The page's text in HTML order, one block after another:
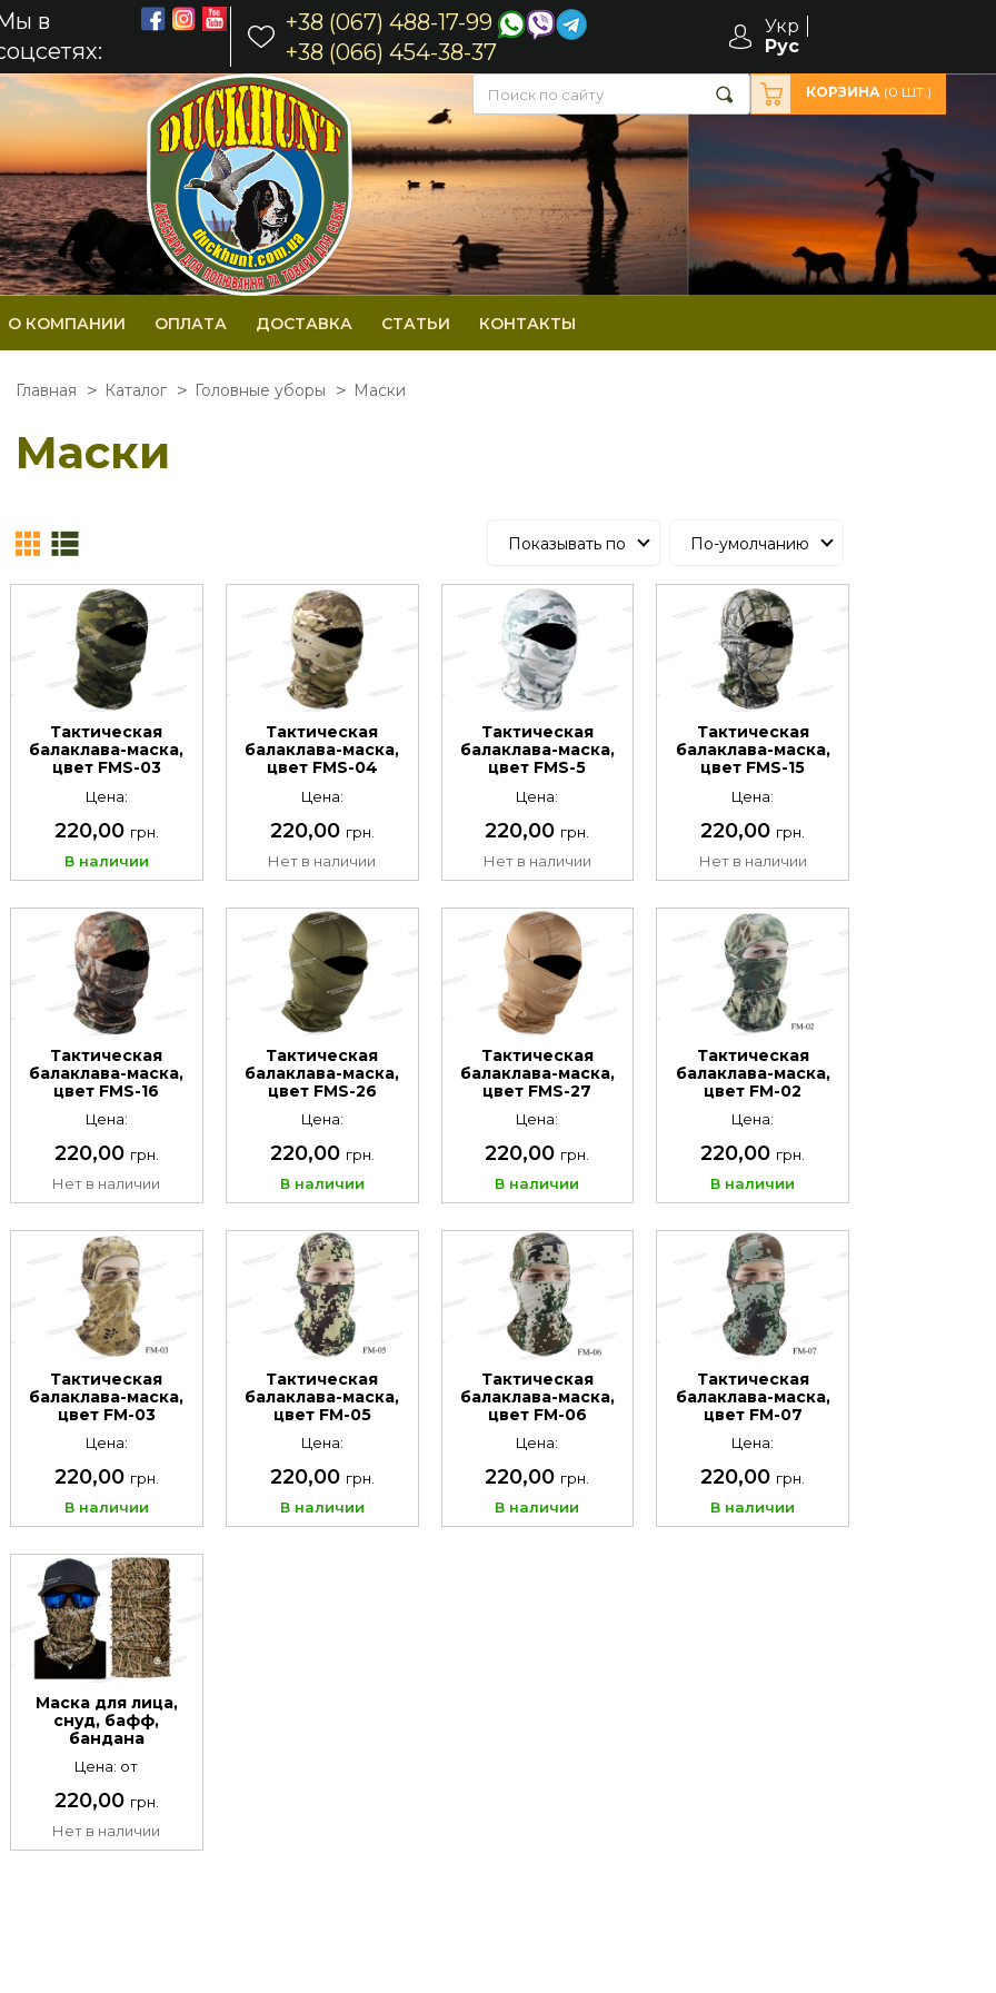
в
+38 (067) 488-17-99
+38 (066) 454-38-37
Укр
Рус
КОРЗИНА (0 ШТ.)
О КОМПАНИИ ОПЛАТА ДОСТАВКА СТАТЬИ КОНТАКТЫ
Главная Каталог Головные уборы Маски
Маски
Показывать по По-умолчанию
Тактическая
балаклава-маска,
цвет FMS-03
Цена:
220,00 грн.
В наличии
Тактическая
балаклава-маска,
цвет FMS-04
Цена:
220,00 грн.
Нет в наличии
Тактическая
балаклава-маска,
цвет FMS-5
Цена:
220,00 грн.
Нет в наличии
Тактическая
балаклава-маска,
цвет FMS-15
Цена:
220,00 грн.
Нет в наличии
Тактическая
балаклава-маска,
цвет FMS-16
Цена:
220,00 грн.
Нет в наличии
Тактическая
балаклава-маска,
цвет FMS-26
Цена:
220,00 грн.
В наличии
Тактическая
балаклава-маска,
цвет FMS-27
Цена:
220,00 грн.
В наличии
Тактическая
балаклава-маска,
цвет FM-02
Цена:
220,00 грн.
В наличии
Тактическая
балаклава-маска,
цвет FM-03
Цена:
220,00 грн.
В наличии
Тактическая
балаклава-маска,
цвет FM-05
Цена:
220,00 грн.
В наличии
Тактическая
балаклава-маска,
цвет FM-06
Цена:
220,00 грн.
В наличии
Тактическая
балаклава-маска,
цвет FM-07
Цена:
220,00 грн.
В наличии
Маска для лица,
снуд, бафф,
бандана
Цена: от
220,00 грн.
Нет в наличии